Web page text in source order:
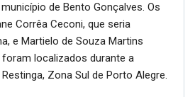
de Bento Gonçalves. Os
Corrêa Ceconi, que seria
e Martielo de Souza Martins
localizados durante a
Zona Sul de Porto Alegre.